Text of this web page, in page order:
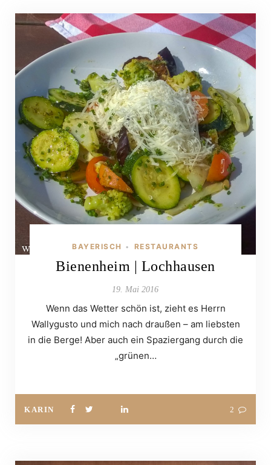
BAYERISCH • RESTAURANTS
Bienenheim | Lochhausen
19. Mai 2016
Wenn das Wetter schön ist, zieht es Herrn
Wallygusto und mich nach draußen – am liebsten
in die Berge! Aber auch ein Spaziergang durch die
„grünen…
KARIN 2